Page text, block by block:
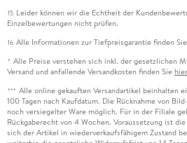
15 Leider können wir die Echtheit der
Einzelbewertungen nicht prüfen.
16 Alle Informationen zur Tiefpreisgarantie finden Sie
* Alle Preise verstehen sich inkl. der gesetzlichen
Versand und anfallende Versandkosten finden Sie hier
*** Alle online gekauften Versandartikel beinhalten
100 Tagen nach Kaufdatum. Die Rücknahme von
noch versiegelter Ware möglich. Für in der Filiale
Rückgaberecht von 4 Wochen. Voraussetzung ist
sich der Artikel in wiederverkaufsfähigem Zustand